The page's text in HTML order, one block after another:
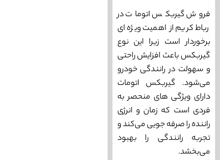
فروش گیربکس اتومات در
رباط کریم از اهمیت ویژه‌ ای
برخوردار است زیرا این نوع
گیربکس باعث افزایش راحتی
و سهولت در رانندگی خودرو
می‌‌شود. گیربکس اتومات
دارای ویژگی ‌های منحصر به
فردی است که زمان و انرژی
راننده را صرفه ‌جویی می‌‌کند و
تجربه رانندگی را بهبود
می‌‌بخشد.